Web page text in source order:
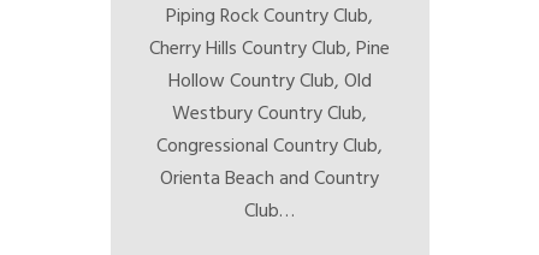
Piping Rock Country Club,
Cherry Hills Country Club, Pine
Hollow Country Club, Old
Westbury Country Club,
Congressional Country Club,
Orienta Beach and Country
Club…